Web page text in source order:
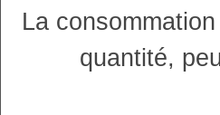
La
quantité,